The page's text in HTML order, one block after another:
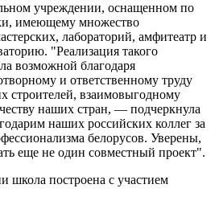
учреждении, оснащенном по
имеющему множество
лабораторий, амфитеатр и
"Реализация такого
возможной благодаря
и ответственному труду
строителей, взаимовыгодному
наших стран, — подчеркнула
наших российских коллег за
белорусов. Уверены,
еще не один совместный проект".